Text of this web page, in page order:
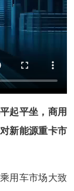
起平坐，商用
新能源重卡市
用车市场大致